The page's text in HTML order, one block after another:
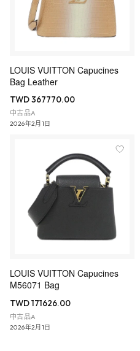
LOUIS VUITTON Capucines
Bag Leather
TWD 367770.00
中古品A
2026年2月1日
LOUIS VUITTON Capucines
M56071 Bag
TWD 171626.00
中古品A
2026年2月1日